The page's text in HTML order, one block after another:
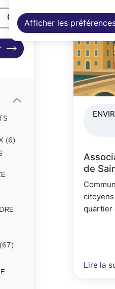
Afficher les
(6)
de
quartier
Lire la